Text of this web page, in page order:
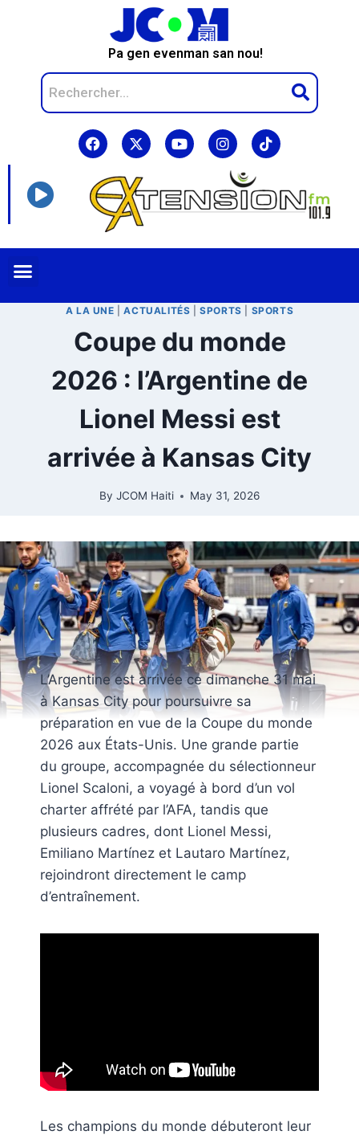
Pa gen evenman san nou!
A LA UNE |ACTUALITÉS |SPORTS SPORTS
Coupe du monde
2026 : l’Argentine de
Lionel Messi est
arrivée à Kansas City
By JCOM Haiti May 31, 2026
L’Argentine est arrivée ce dimanche 31 mai
à Kansas City pour poursuivre sa
préparation en vue de la Coupe du monde
2026 aux États-Unis. Une grande partie
du groupe, accompagnée du sélectionneur
Lionel Scaloni, a voyagé à bord d’un vol
charter affrété par l’AFA, tandis que
plusieurs cadres, dont Lionel Messi,
Emiliano Martínez et Lautaro Martínez,
rejoindront directement le camp
d’entraînement.
Les champions du monde débuteront leur